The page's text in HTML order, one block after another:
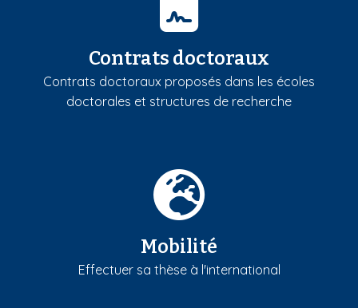
Contrats doctoraux
Contrats doctoraux proposés dans les écoles
doctorales et structures de recherche
Mobilité
Effectuer sa thèse à l'international